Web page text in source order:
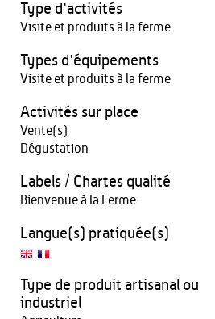
Type d'activités
Visite et produits à la ferme
Types d'équipements
Visite et produits à la ferme
Activités sur place
Vente(s)
Dégustation
Labels / Chartes qualité
Bienvenue à la Ferme
Langue(s) pratiquée(s)
Type de produit artisanal ou
industriel